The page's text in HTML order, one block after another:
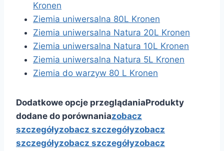
Kronen
Ziemia uniwersalna 80L Kronen
Ziemia uniwersalna Natura 20L Kronen
Ziemia uniwersalna Natura 10L Kronen
Ziemia uniwersalna Natura 5L Kronen
Ziemia do warzyw 80 L Kronen
Dodatkowe opcje przeglądaniaProdukty
dodane do porównaniazobacz
szczegółyzobacz szczegółyzobacz
szczegółyzobacz szczegółyzobacz